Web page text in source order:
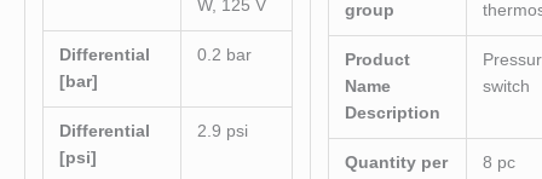
W, 125 V
Differential
[bar]
0.2 bar
Differential
[psi]
2.9 psi
group
Product
Name
Description
switch
Quantity per
8 pc